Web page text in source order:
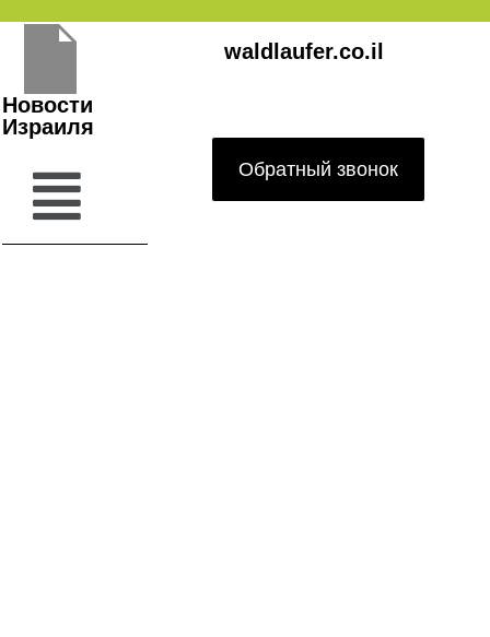
Перейти
содержимому
waldlaufer.co.il
Новости
Израиля
Обратный звонок